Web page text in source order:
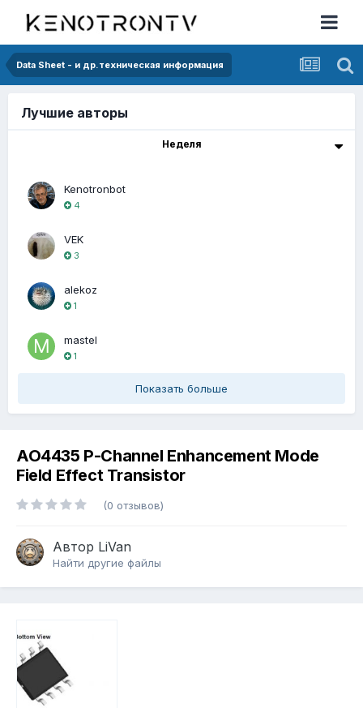
Data Sheet - и др.техническая информация
Лучшие авторы
Неделя
Kenotronbot
4
VEK
3
alekoz
1
mastel
1
Показать больше
AO4435 P-Channel Enhancement Mode
Field Effect Transistor
(0 отзывов)
Автор LiVan
Найти другие файлы